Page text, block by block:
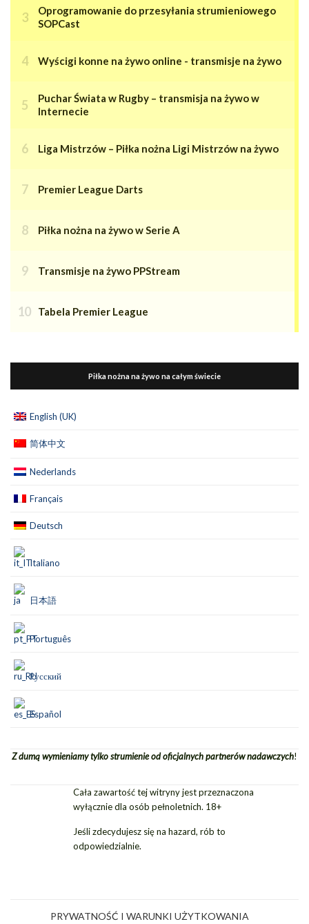
Oprogramowanie do przesyłania strumieniowego
SOPCast
Wyścigi konne na żywo online - transmisje na żywo
Puchar Świata w Rugby – transmisja na żywo w
Internecie
Liga Mistrzów – Piłka nożna Ligi Mistrzów na żywo
Premier League Darts
Piłka nożna na żywo w Serie A
Transmisje na żywo PPStream
Tabela Premier League
Piłka nożna na żywo na całym świecie
English (UK)
简体中文
Nederlands
Français
Deutsch
Italiano
日本語
Português
Русский
Español
Z dumą wymieniamy tylko strumienie od oficjalnych partnerów nadawczych!
Cała zawartość tej witryny jest przeznaczona
wyłącznie dla osób pełnoletnich. 18+
Jeśli zdecydujesz się na hazard, rób to
odpowiedzialnie.
PRYWATNOŚĆ I WARUNKI UŻYTKOWANIA